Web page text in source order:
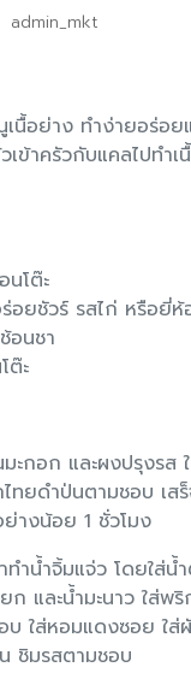
admin_mkt
เนื้อย่าง ทำง่ายอร่อ
เข้าครัวกับแคลไปทำ
โต๊ะ
อยชัวร์ รสไก่ หรือยี่ห้
อนชา
ต๊ะ
ะกอก และผงปรุงรส
ไทยดำป่นตามชอบ เ
ย่างน้อย 1 ชั่วโมง
ทำน้ำจิ้มแจ่ว โดยใส่น้
ก และน้ำมะนาว ใส่พ
บ ใส่หอมแดงซอย ​ใ
ชิมรสตามชอบ